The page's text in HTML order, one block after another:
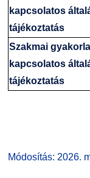
kapcsolatos
tájékoztatás
Szakmai
kapcsolatos
tájékoztatás
Módosítás: 2026.